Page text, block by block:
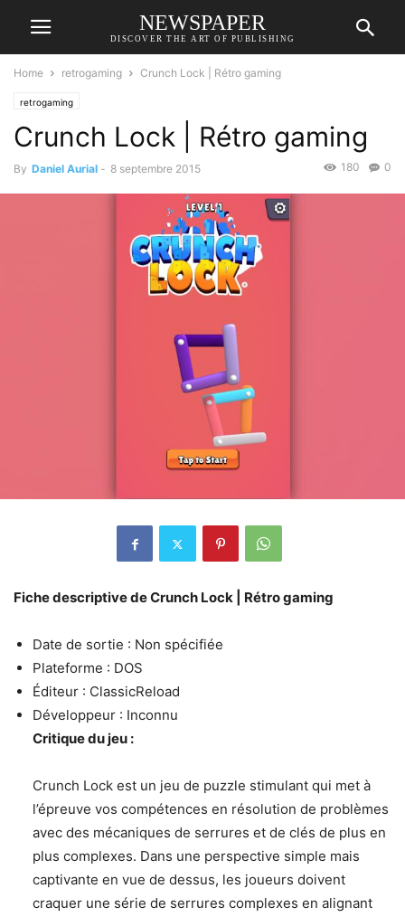
NEWSPAPER
DISCOVER THE ART OF PUBLISHING
Home retrogaming Crunch Lock | Rétro gaming
retrogaming
Crunch Lock | Rétro gaming
By Daniel Aurial - 8 septembre 2015 0
180
Fiche descriptive de Crunch Lock | Rétro gaming
Date de sortie : Non spécifiée
Plateforme : DOS
Éditeur : ClassicReload
Développeur : Inconnu
Critique du jeu :
Crunch Lock est un jeu de puzzle stimulant qui met à
l’épreuve vos compétences en résolution de problèmes
avec des mécaniques de serrures et de clés de plus en
plus complexes. Dans une perspective simple mais
captivante en vue de dessus, les joueurs doivent
craquer une série de serrures complexes en alignant